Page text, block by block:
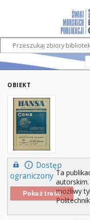
OBIEKT
Dostęp
ograniczony
Pokaż treść
Ta
możliwy